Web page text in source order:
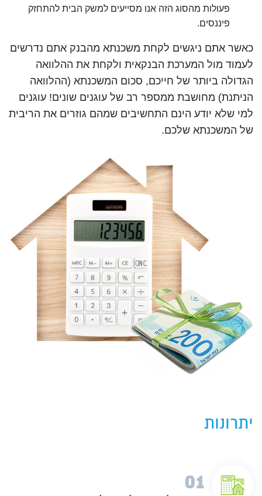
פעולות מהסוג הזה אנו מסייעים למשק הבית להתחזק
פיננסים.
כאשר אתם ניגשים לקחת משכנתא מהבנק אתם נדרשים
לעמוד מול המערכת הבנקאית ולקחת את ההלוואה
הגדולה ביותר של חייכם, סכום המשכנתא (ההלוואה
הניתנת) מחושבת ממספר רב של עוגנים שונים! עוגנים
למי שלא יודע הינם התחשיבים שמהם גוזרים את הריבית
של המשכנתא שלכם.
יתרונות
01